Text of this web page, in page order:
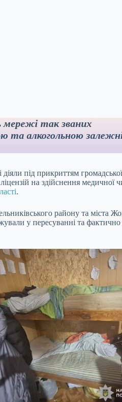
мережі так званих
та алкогольною
під прикриттям громадської
на здійснення медичної
.
району та міста
у пересуванні та фактично